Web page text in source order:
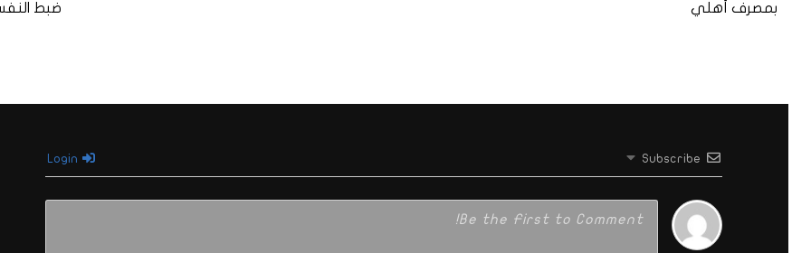
بمصرف أهلي
ضبط
Subscribe